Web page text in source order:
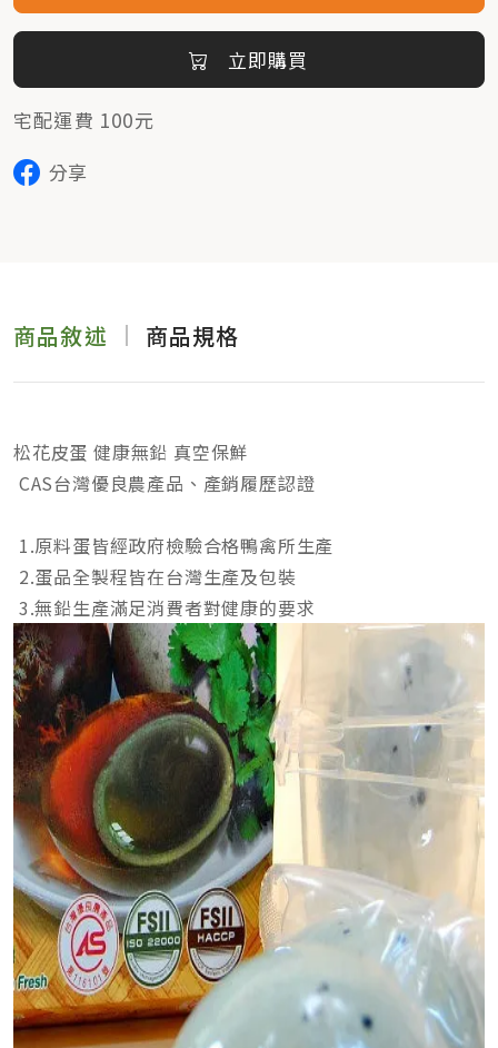
立即購買
宅配運費 100元
分享
商品敘述 商品規格
松花皮蛋 健康無鉛 真空保鮮
CAS台灣優良農產品、產銷履歷認證
1.原料蛋皆經政府檢驗合格鴨禽所生產
2.蛋品全製程皆在台灣生產及包裝
3.無鉛生產滿足消費者對健康的要求